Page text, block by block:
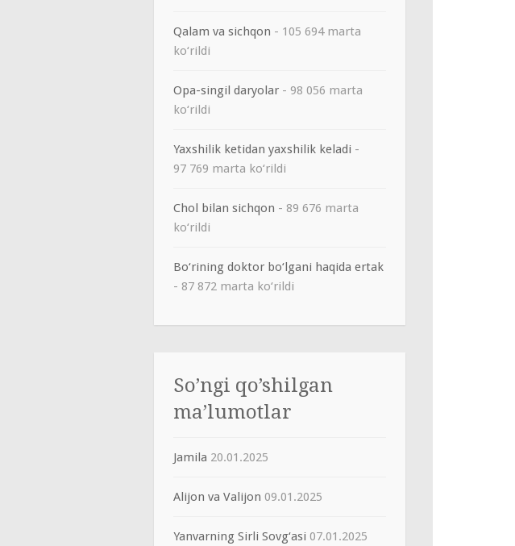
Qalam va sichqon - 105 694 marta
ko‘rildi
Opa-singil daryolar - 98 056 marta
ko‘rildi
Yaxshilik ketidan yaxshilik keladi -
97 769 marta ko‘rildi
Chol bilan sichqon - 89 676 marta
ko‘rildi
Bo‘rining doktor bo‘lgani haqida ertak
- 87 872 marta ko‘rildi
So’ngi qo’shilgan
ma’lumotlar
Jamila 20.01.2025
Alijon va Valijon 09.01.2025
Yanvarning Sirli Sovg‘asi 07.01.2025